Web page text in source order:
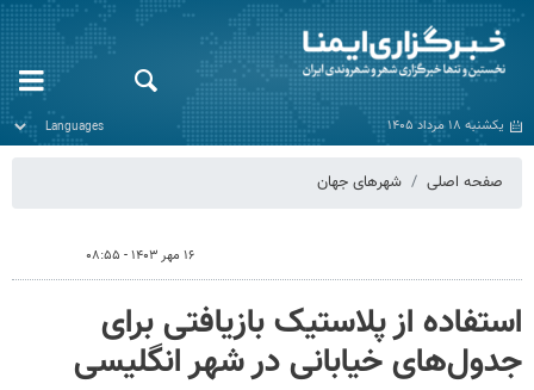
یکشنبه ۱۸ مرداد ۱۴۰۵
صفحه اصلی شهرهای جهان
۱۶ مهر ۱۴۰۳ - ۰۸:۵۵
استفاده از پلاستیک بازیافتی برای
جدول‌های خیابانی در شهر انگلیسی